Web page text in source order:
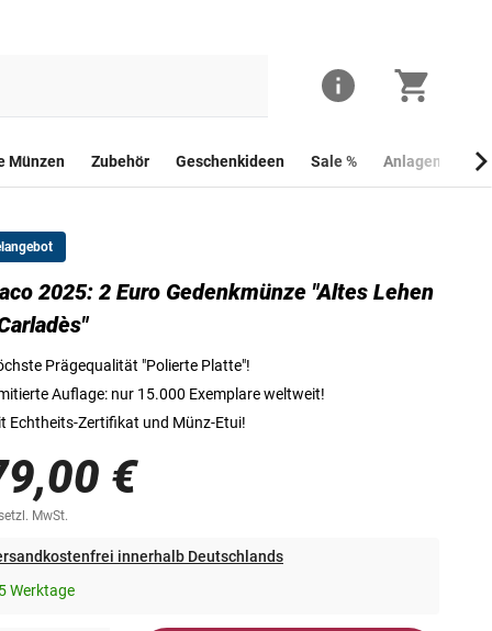
Münzen Zubehör Geschenkideen Sale % Anlagemünzen
Die Vorderseite der 2 Euro Gedenkmünze "Altes Lehen von Carladès",
2025: 2 Euro Gedenkmünze "Altes Lehen
Prägequalität "Polierte Platte"!
Auflage: nur 15.000 Exemplare weltweit!
Echtheits-Zertifikat und Münz-Etui!
€
MwSt.
innerhalb Deutschlands
Werktage